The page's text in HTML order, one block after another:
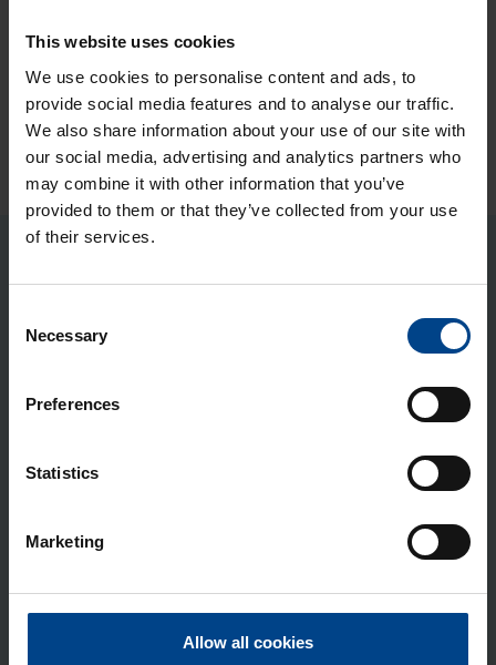
This website uses cookies
We use cookies to personalise content and ads, to
provide social media features and to analyse our traffic.
We also share information about your use of our site with
our social media, advertising and analytics partners who
may combine it with other information that you’ve
provided to them or that they’ve collected from your use
of their services.
Selection
Necessary
Preferences
Statistics
Marketing
Allow all cookies
Tuotekoodi: MAN0301124
ASENNUSTARVIKKEET
siirtyvät Hager-